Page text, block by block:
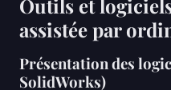
Outils et
assistée par
Présentation des
SolidWorks)